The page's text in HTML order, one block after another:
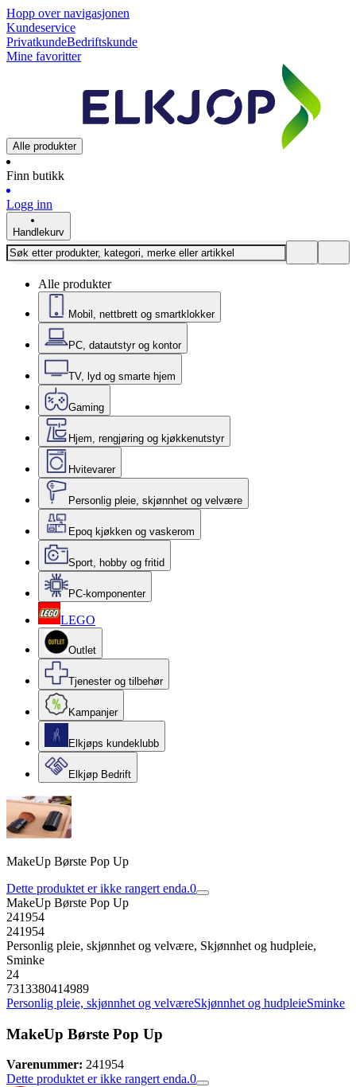
Hopp over navigasjonen
Kundeservice
PrivatkundeBedriftskunde
Mine favoritter
Alle produkter
Finn butikk
Logg inn
Handlekurv
Alle produkter
Mobil, nettbrett og smartklokker
PC, datautstyr og kontor
TV, lyd og smarte hjem
Gaming
Hjem, rengjøring og kjøkkenutstyr
Hvitevarer
Personlig pleie, skjønnhet og velvære
Epoq kjøkken og vaskerom
Sport, hobby og fritid
PC-komponenter
LEGO
Outlet
Tjenester og tilbehør
Kampanjer
Elkjøps kundeklubb
Elkjøp Bedrift
MakeUp Børste Pop Up
Dette produktet er ikke rangert enda.0
MakeUp Børste Pop Up
241954
241954
Personlig pleie, skjønnhet og velvære, Skjønnhet og hudpleie,
Sminke
24
7313380414989
Personlig pleie, skjønnhet og velværeSkjønnhet og hudpleieSminke
MakeUp Børste Pop Up
Varenummer: 241954
Dette produktet er ikke rangert enda.0